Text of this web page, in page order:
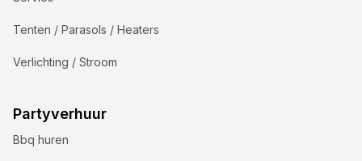
Tenten / Parasols / Heaters
Verlichting / Stroom
Partyverhuur
Bbq huren